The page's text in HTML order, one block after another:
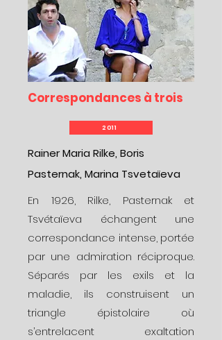
Correspondances à trois
2011
Rainer Maria Rilke, Boris
Pasternak, Marina Tsvetaïeva
En 1926, Rilke, Pasternak et
Tsvétaïeva échangent une
correspondance intense, portée
par une admiration réciproque.
Séparés par les exils et la
maladie, ils construisent un
triangle épistolaire où
s’entrelacent exaltation